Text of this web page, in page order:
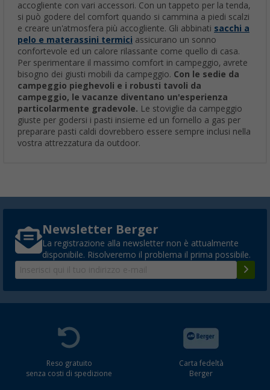
accogliente con vari accessori. Con un tappeto per la tenda,
si può godere del comfort quando si cammina a piedi scalzi
e creare un'atmosfera più accogliente. Gli abbinati sacchi a
pelo e materassini termici assicurano un sonno
confortevole ed un calore rilassante come quello di casa.
Per sperimentare il massimo comfort in campeggio, avrete
bisogno dei giusti mobili da campeggio. Con le sedie da
campeggio pieghevoli e i robusti tavoli da
campeggio, le vacanze diventano un'esperienza
particolarmente gradevole. Le stoviglie da campeggio
giuste per godersi i pasti insieme ed un fornello a gas per
preparare pasti caldi dovrebbero essere sempre inclusi nella
vostra attrezzatura da outdoor.
Newsletter Berger
La registrazione alla newsletter non è attualmente
disponibile. Risolveremo il problema il prima possibile.
Reso gratuito
senza costi di spedizione
Carta fedeltà
Berger